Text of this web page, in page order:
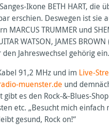
Ikone BETH HART, die
erschien. Deswegen ist sie
MARCUSTRUMMER und
WATSON, JAMES BROWN
Jahreswechsel gehörig ein.
91,2 MHz und im Live-
muenster.de und
gibt es den Rock-&-Blues-
etc. „Besucht mich einfach
gesund, Rock on!“